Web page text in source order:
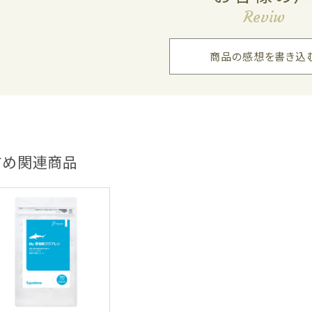
Reviw
商品の感想を書き込
関連商品